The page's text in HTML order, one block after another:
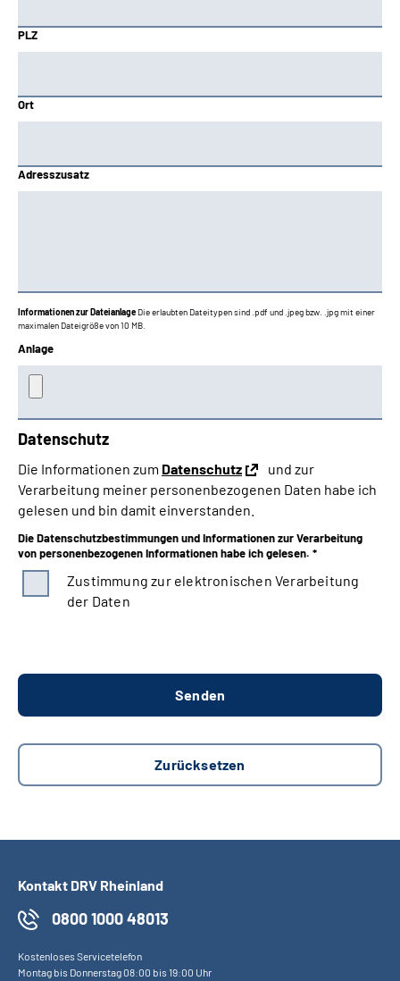
PLZ
Ort
Adresszusatz
Informationen zur Dateianlage Die erlaubten Dateitypen sind .pdf und .jpeg bzw. .jpg mit einer
maximalen Dateigröße von 10 MB.
Anlage
Datenschutz
Die Informationen zum Datenschutz
und zur
Verarbeitung meiner personenbezogenen Daten habe ich
gelesen und bin damit einverstanden.
Die Datenschutzbestimmungen und Informationen zur Verarbeitung
von personenbezogenen Informationen habe ich gelesen. *
Zustimmung zur elektronischen Verarbeitung
der Daten
Kontakt DRV Rheinland
0800 1000 48013
Kostenloses Servicetelefon
Montag bis Donnerstag 08:00 bis 19:00 Uhr